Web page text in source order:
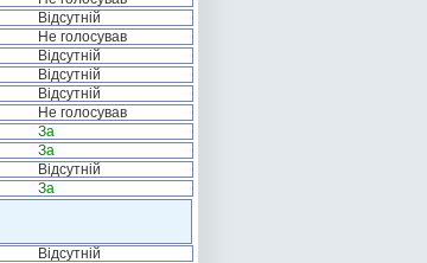
Відсутній
Не голосував
Відсутній
Відсутній
Відсутній
Не голосував
За
За
Відсутній
За
Відсутній